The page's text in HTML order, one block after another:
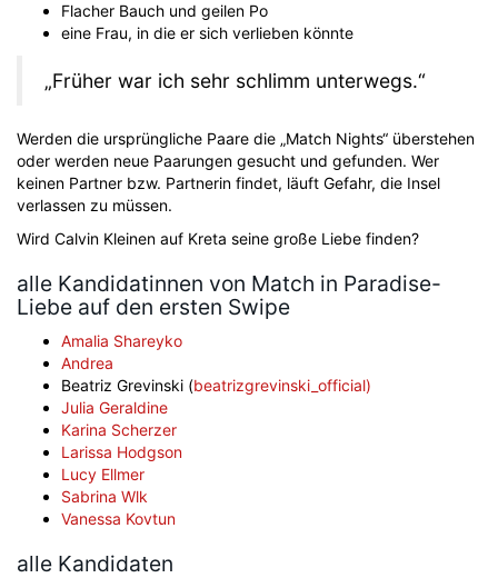
Flacher Bauch und geilen Po
eine Frau, in die er sich verlieben könnte
„Früher war ich sehr schlimm unterwegs.“
Werden die ursprüngliche Paare die „Match Nights“ überstehen
oder werden neue Paarungen gesucht und gefunden. Wer
keinen Partner bzw. Partnerin findet, läuft Gefahr, die Insel
verlassen zu müssen.
Wird Calvin Kleinen auf Kreta seine große Liebe finden?
alle Kandidatinnen von Match in Paradise-
Liebe auf den ersten Swipe
Amalia Shareyko
Andrea
Beatriz Grevinski (beatrizgrevinski_official)
Julia Geraldine
Karina Scherzer
Larissa Hodgson
Lucy Ellmer
Sabrina Wlk
Vanessa Kovtun
alle Kandidaten